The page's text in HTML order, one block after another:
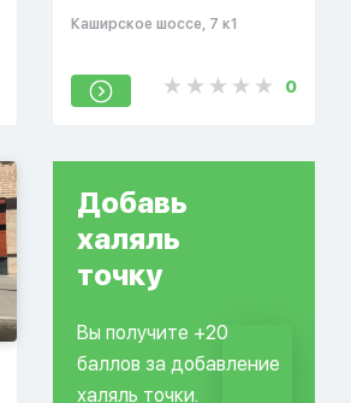
фруктов и мяса
​Каширское шоссе, 7 к1
0
Добавь
халяль
точку
Вы получите +20
баллов за добавление
халяль точки.